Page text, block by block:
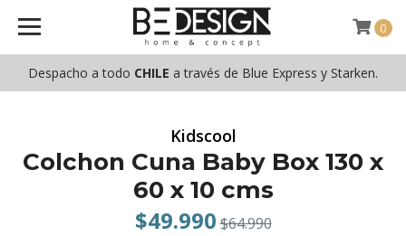
Despacho a todo CHILE a través de Blue Express y Starken.
0
Kidscool
Colchon Cuna Baby Box 130 x
60 x 10 cms
$49.990 $64.990